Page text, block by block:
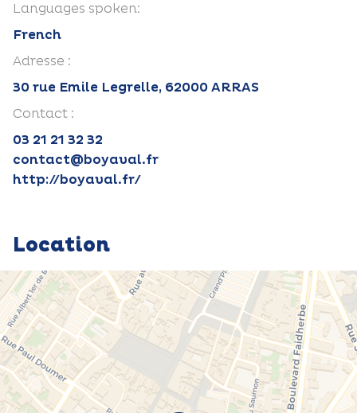
Languages spoken:
French
Adresse :
30 rue Emile Legrelle, 62000 ARRAS
Contact :
03 21 21 32 32
contact@boyaval.fr
http://boyaval.fr/
Location